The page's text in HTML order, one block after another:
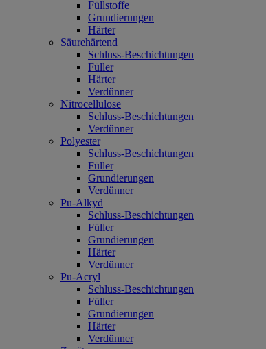
Füllstoffe
Grundierungen
Härter
Säurehärtend
Schluss-Beschichtungen
Füller
Härter
Verdünner
Nitrocellulose
Schluss-Beschichtungen
Verdünner
Polyester
Schluss-Beschichtungen
Füller
Grundierungen
Verdünner
Pu-Alkyd
Schluss-Beschichtungen
Füller
Grundierungen
Härter
Verdünner
Pu-Acryl
Schluss-Beschichtungen
Füller
Grundierungen
Härter
Verdünner